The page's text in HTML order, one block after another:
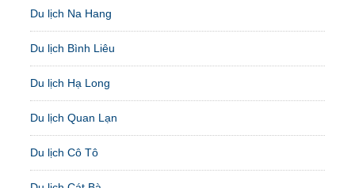
Du lịch Na Hang
Du lịch Bình Liêu
Du lịch Hạ Long
Du lịch Quan Lạn
Du lịch Cô Tô